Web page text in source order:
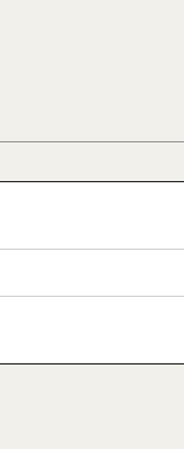
19 20 21